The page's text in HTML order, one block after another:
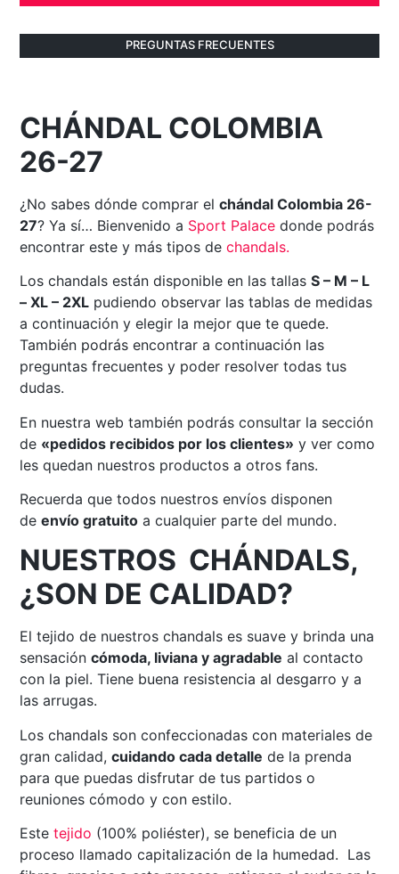
PREGUNTAS FRECUENTES
CHÁNDAL COLOMBIA
26-27
¿No sabes dónde comprar elchándal Colombia 26-
27? Ya sí… Bienvenido a Sport Palace donde podrás
encontrar este y más tipos dechandals.
Los chandals están disponible en las tallasS – M – L
– XL – 2XL pudiendo observar las tablas de medidas
a continuación y elegir la mejor que te quede.
También podrás encontrar a continuación las
preguntas frecuentes y poder resolver todas tus
dudas.
En nuestra web también podrás consultar la sección
de «pedidos recibidos por los clientes» y ver como
les quedan nuestros productos a otros fans.
Recuerda que todos nuestros envíos disponen
deenvío gratuito a cualquier parte del mundo.
NUESTROS CHÁNDALS,
¿SON DE CALIDAD?
El tejido de nuestros chandals es suave y brinda una
sensacióncómoda, liviana y agradable al contacto
con la piel. Tiene buena resistencia al desgarro y a
las arrugas.
Los chandals son confeccionadas con materiales de
gran calidad,cuidando cada detalle de la prenda
para que puedas disfrutar de tus partidos o
reuniones cómodo y con estilo.
Estetejido (100% poliéster), se beneficia de un
proceso llamado capitalización de la humedad. Las